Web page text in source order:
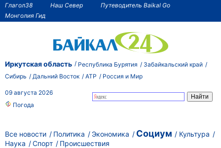
Глагол38 Наш Север
Путеводитель Baikal Go
Монголия Гид
Иркутская область Республика Бурятия
Забайкальский край
Сибирь
Дальний Восток АТР Россия и Мир
09 августа 2026
Погода
Все новости Политика Экономика Социум
Культура
Наука
Спорт Происшествия